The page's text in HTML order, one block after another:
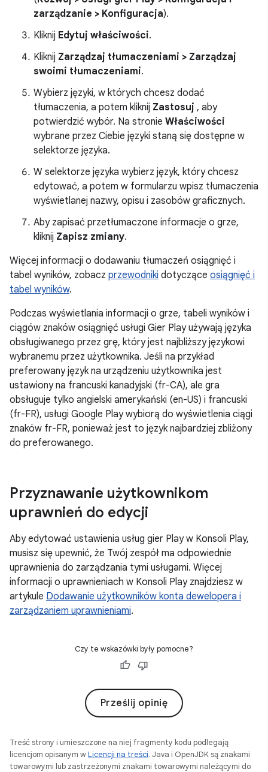
zarządzanie > Konfiguracja).
Kliknij Edytuj właściwości.
Kliknij Zarządzaj tłumaczeniami > Zarządzaj
swoimi tłumaczeniami.
Wybierz języki, w których chcesz dodać
tłumaczenia, a potem kliknij Zastosuj , aby
potwierdzić wybór. Na stronie Właściwości
wybrane przez Ciebie języki staną się dostępne w
selektorze języka.
W selektorze języka wybierz język, który chcesz
edytować, a potem w formularzu wpisz tłumaczenia
wyświetlanej nazwy, opisu i zasobów graficznych.
Aby zapisać przetłumaczone informacje o grze,
kliknij Zapisz zmiany.
Więcej informacji o dodawaniu tłumaczeń osiągnięć i
tabel wyników, zobacz przewodniki dotyczące osiągnięć i
tabel wyników.
Podczas wyświetlania informacji o grze, tabeli wyników i
ciągów znaków osiągnięć usługi Gier Play używają języka
obsługiwanego przez grę, który jest najbliższy językowi
wybranemu przez użytkownika. Jeśli na przykład
preferowany język na urządzeniu użytkownika jest
ustawiony na francuski kanadyjski (fr-CA), ale gra
obsługuje tylko angielski amerykański (en-US) i francuski
(fr-FR), usługi Google Play wybiorą do wyświetlenia ciągi
znaków fr-FR, ponieważ jest to język najbardziej zbliżony
do preferowanego.
Przyznawanie użytkownikom
uprawnień do edycji
Aby edytować ustawienia usług gier Play w Konsoli Play,
musisz się upewnić, że Twój zespół ma odpowiednie
uprawnienia do zarządzania tymi usługami. Więcej
informacji o uprawnieniach w Konsoli Play znajdziesz w
artykule Dodawanie użytkowników konta dewelopera i
zarządzaniem uprawnieniami.
Czy te wskazówki były pomocne?
Prześlij opinię
Treść strony i umieszczone na niej fragmenty kodu podlegają
licencjom opisanym wLicencji na treści. Java i OpenJDK są znakami
towarowymi lub zastrzeżonymi znakami towarowymi należącymi do